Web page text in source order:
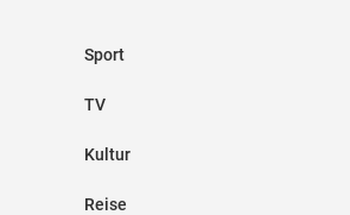
Sport
TV
Kultur
Reise